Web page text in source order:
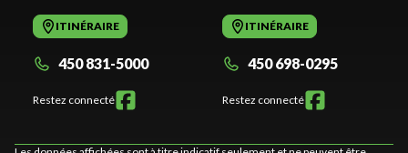
ITINÉRAIRE
450 831-5000
Restez connecté
ITINÉRAIRE
450 698-0295
Restez connecté